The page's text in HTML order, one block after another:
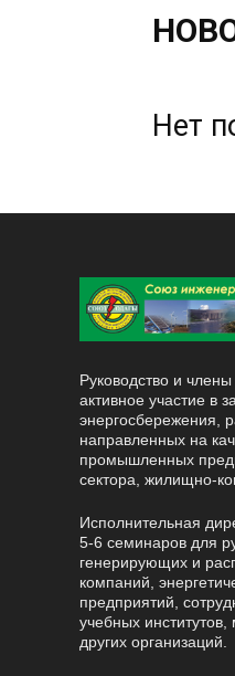
Нет
Руководство и
активное участие в
энергосбережения,
направленных на
промышленных
сектора, жилищно-
Исполнительная
5-6 семинаров для
генерирующих и
компаний,
предприятий,
учебных
других организаций.